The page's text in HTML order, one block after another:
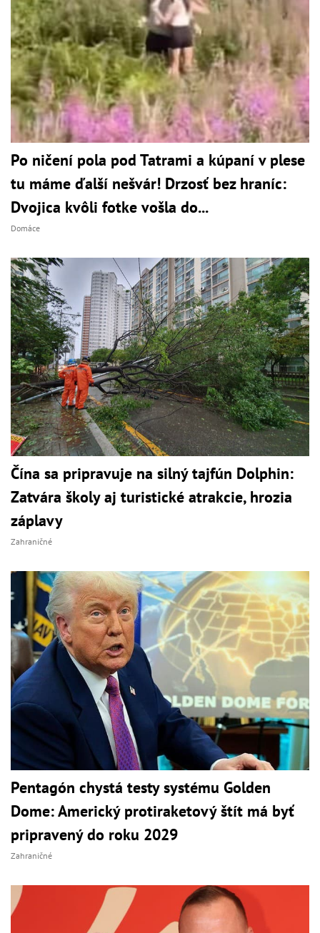
Po ničení pola pod Tatrami a kúpaní v plese
tu máme ďalší nešvár! Drzosť bez hraníc:
Dvojica kvôli fotke vošla do...
Domáce
Čína sa pripravuje na silný tajfún Dolphin:
Zatvára školy aj turistické atrakcie, hrozia
záplavy
Zahraničné
Pentagón chystá testy systému Golden
Dome: Americký protiraketový štít má byť
pripravený do roku 2029
Zahraničné